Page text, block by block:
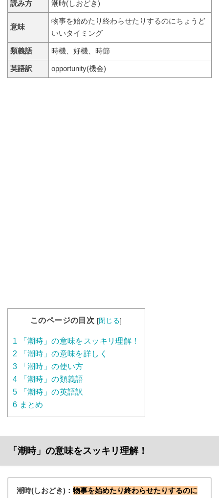
読み方 潮時(しおどき)
意味
物事を始めたり終わらせたりするのにちょうど
いいタイミング
類義語 時機、好機、時節
英語訳 opportunity(機会)
このページの目次 [閉じる]
1 「潮時」の意味をスッキリ理解！
2 「潮時」の意味を詳しく
3 「潮時」の使い方
4 「潮時」の類義語
5 「潮時」の英語訳
6 まとめ
「潮時」の意味をスッキリ理解！
潮時(しおどき)： 物事を始めたり終わらせたりするのに